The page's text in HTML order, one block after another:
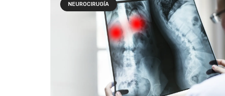
NEUROCIRUGÍA